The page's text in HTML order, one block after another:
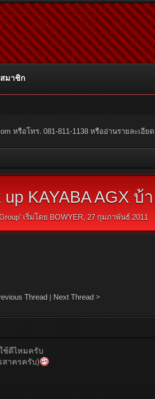
หรือโทร. 081-811-1138 หรืออ่านรายละเอีย
KAYABA AGX บ้
' เริ่มโดย BOWYER, 27 กุมภาพันธ์ 2011
Thread| Next Thread>
ช้ดีไหมครับ
สาครครับ)
สมาชิก